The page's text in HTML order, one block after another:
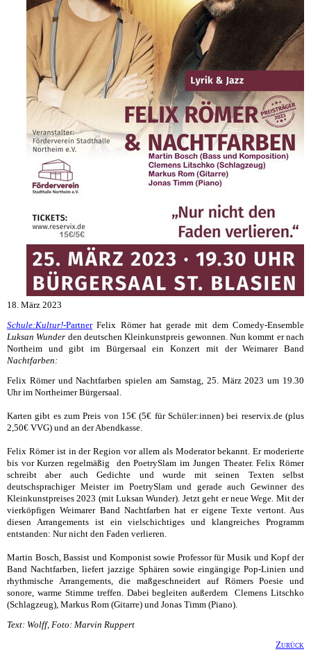
18. März 2023
Schule:Kultur!-PartnerFelix Römer hat gerade mit dem Comedy-Ensemble
Luksan Wunder den deutschen Kleinkunstpreis gewonnen. Nun kommt er nach
Northeim und gibt im Bürgersaal ein Konzert mit der Weimarer Band
Nachtfarben:
Felix Römer und Nachtfarben spielenam Samstag, 25. März 2023 um 19.30
Uhrim Northeimer Bürgersaal.
Karten gibt es zum Preis von 15€ (5€ für Schüler:innen) bei reservix.de(plus
2,50€ VVG) und an der Abendkasse.
Felix Römer ist in der Region vor allem als Moderator bekannt. Er moderierte
bis vor Kurzen regelmäßig den PoetrySlam im Jungen Theater. Felix Römer
schreibt aber auch Gedichte und wurde mit seinen Texten selbst
deutschsprachiger Meister im PoetrySlam und gerade auch Gewinner des
Kleinkunstpreises 2023 (mit Luksan Wunder). Jetzt geht er neue Wege. Mit der
vierköpfigen Weimarer Band Nachtfarben hat er eigene Texte vertont. Aus
diesen Arrangements ist ein vielschichtiges und klangreiches Programm
entstanden: Nur nicht den Faden verlieren.
Martin Bosch, Bassist und Komponist sowie Professor für Musik und Kopf der
Band Nachtfarben, liefert jazzige Sphären sowie eingängige Pop-Linien und
rhythmische Arrangements, die maßgeschneidert auf Römers Poesie und
sonore, warme Stimme treffen. Dabei begleiten außerdem Clemens Litschko
(Schlagzeug), Markus Rom (Gitarre) und Jonas Timm (Piano).
Text: Wolff, Foto: Marvin Ruppert
Zurück